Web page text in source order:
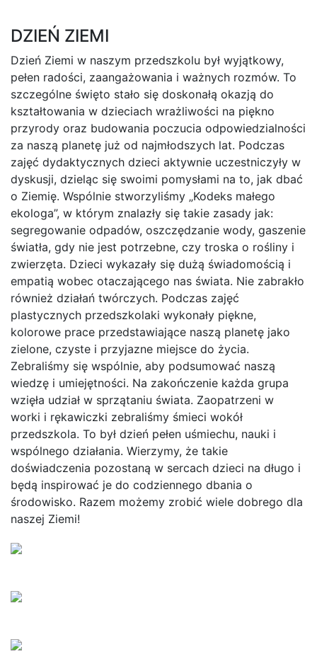
DZIEŃ ZIEMI
Dzień Ziemi w naszym przedszkolu był wyjątkowy,
pełen radości, zaangażowania i ważnych rozmów. To
szczególne święto stało się doskonałą okazją do
kształtowania w dzieciach wrażliwości na piękno
przyrody oraz budowania poczucia odpowiedzialności
za naszą planetę już od najmłodszych lat. Podczas
zajęć dydaktycznych dzieci aktywnie uczestniczyły w
dyskusji, dzieląc się swoimi pomysłami na to, jak dbać
o Ziemię. Wspólnie stworzyliśmy „Kodeks małego
ekologa”, w którym znalazły się takie zasady jak:
segregowanie odpadów, oszczędzanie wody, gaszenie
światła, gdy nie jest potrzebne, czy troska o rośliny i
zwierzęta. Dzieci wykazały się dużą świadomością i
empatią wobec otaczającego nas świata. Nie zabrakło
również działań twórczych. Podczas zajęć
plastycznych przedszkolaki wykonały piękne,
kolorowe prace przedstawiające naszą planetę jako
zielone, czyste i przyjazne miejsce do życia.
Zebraliśmy się wspólnie, aby podsumować naszą
wiedzę i umiejętności. Na zakończenie każda grupa
wzięła udział w sprzątaniu świata. Zaopatrzeni w
worki i rękawiczki zebraliśmy śmieci wokół
przedszkola. To był dzień pełen uśmiechu, nauki i
wspólnego działania. Wierzymy, że takie
doświadczenia pozostaną w sercach dzieci na długo i
będą inspirować je do codziennego dbania o
środowisko. Razem możemy zrobić wiele dobrego dla
naszej Ziemi!